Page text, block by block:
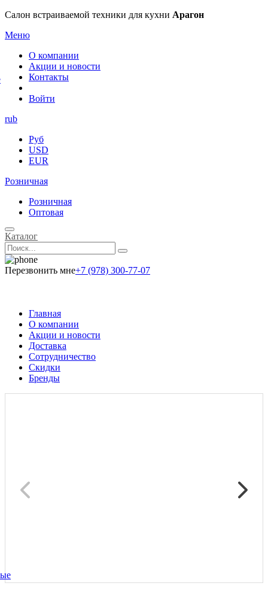
Салон встраиваемой техники для кухни Арагон
Меню
О компании
Акции и новости
Контакты
Войти
rub
Руб
USD
EUR
Розничная
Розничная
Оптовая
Каталог
Перезвонить мне+7 (978) 300-77-07
Главная
О компании
Акции и новости
Доставка
Сотрудничество
Скидки
Бренды